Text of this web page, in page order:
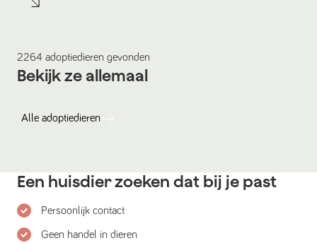
2264 adoptiedieren gevonden
Bekijk ze allemaal
Alle adoptiedieren
Een huisdier zoeken dat bij je past
Persoonlijk contact
Geen handel in dieren